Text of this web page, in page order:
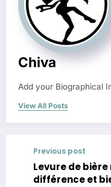
Chiva
Add your Biographical
View All Posts
Previous post
Levure de
différence et